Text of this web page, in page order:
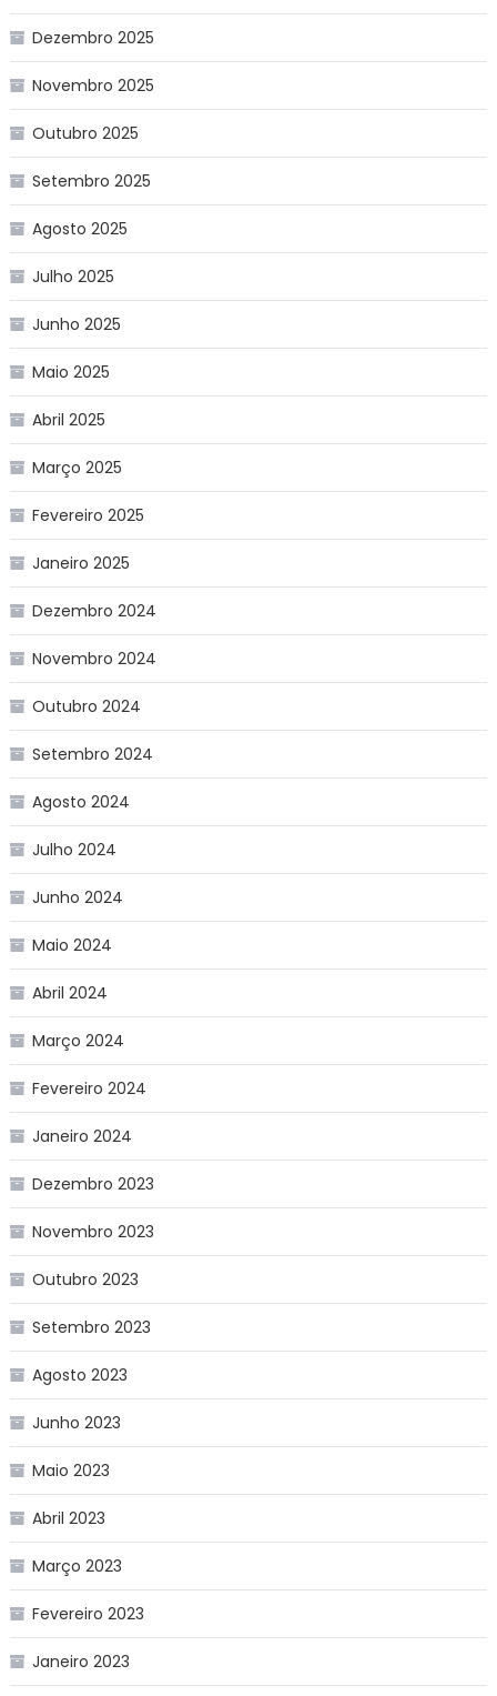
Dezembro 2025
Novembro 2025
Outubro 2025
Setembro 2025
Agosto 2025
Julho 2025
Junho 2025
Maio 2025
Abril 2025
Março 2025
Fevereiro 2025
Janeiro 2025
Dezembro 2024
Novembro 2024
Outubro 2024
Setembro 2024
Agosto 2024
Julho 2024
Junho 2024
Maio 2024
Abril 2024
Março 2024
Fevereiro 2024
Janeiro 2024
Dezembro 2023
Novembro 2023
Outubro 2023
Setembro 2023
Agosto 2023
Junho 2023
Maio 2023
Abril 2023
Março 2023
Fevereiro 2023
Janeiro 2023